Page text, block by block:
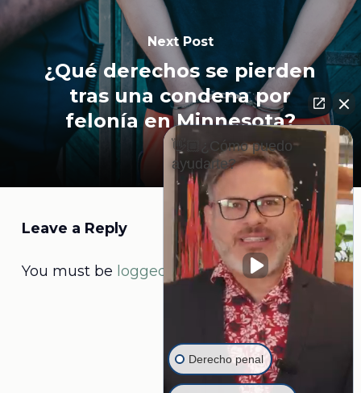
Next Post
¿Qué derechos se pierden
tras una condena por
felonía en Minnesota?
Leave a Reply
You must be logged into post a comment.
👋🏼¿Cómo puedo
ayudarte?
Derecho penal